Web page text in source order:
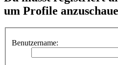
um Profile
Benutzername: